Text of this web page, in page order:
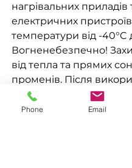
нагрівальних приладів
електричних
температури від -40°C
Вогненебезпечно!
від тепла та прямих
променів. Після
пляшки з розчинником
щільно закрити та
Phone Email